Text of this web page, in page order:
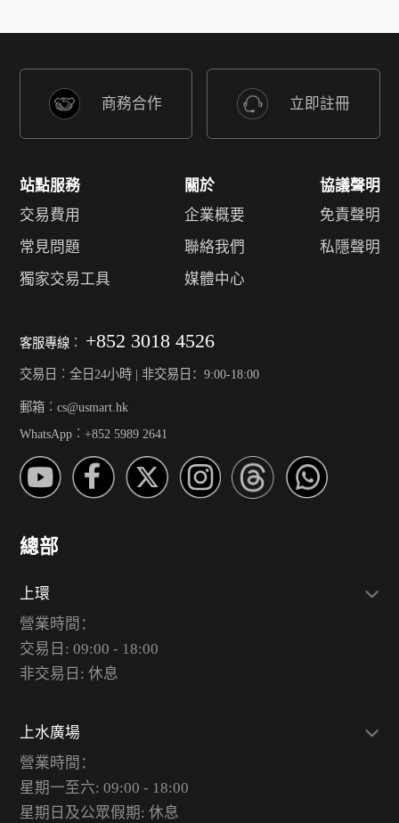
商務合作 立即註冊
站點服務
交易費用
常見問題
獨家交易工具
關於
企業概要
聯絡我們
媒體中心
協議聲明
免責聲明
私隱聲明
客服專線︰ +852 3018 4526
交易日︰全日24小時 | 非交易日：9:00-18:00
郵箱︰cs@usmart.hk
WhatsApp︰+852 5989 2641
總部
上環
營業時間：
交易日: 09:00 - 18:00
非交易日: 休息
上水廣場
營業時間：
星期一至六: 09:00 - 18:00
星期日及公眾假期: 休息